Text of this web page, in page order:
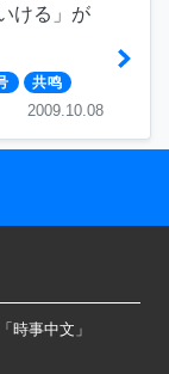
ける」が
共鸣
2009.10.08
時事中文」